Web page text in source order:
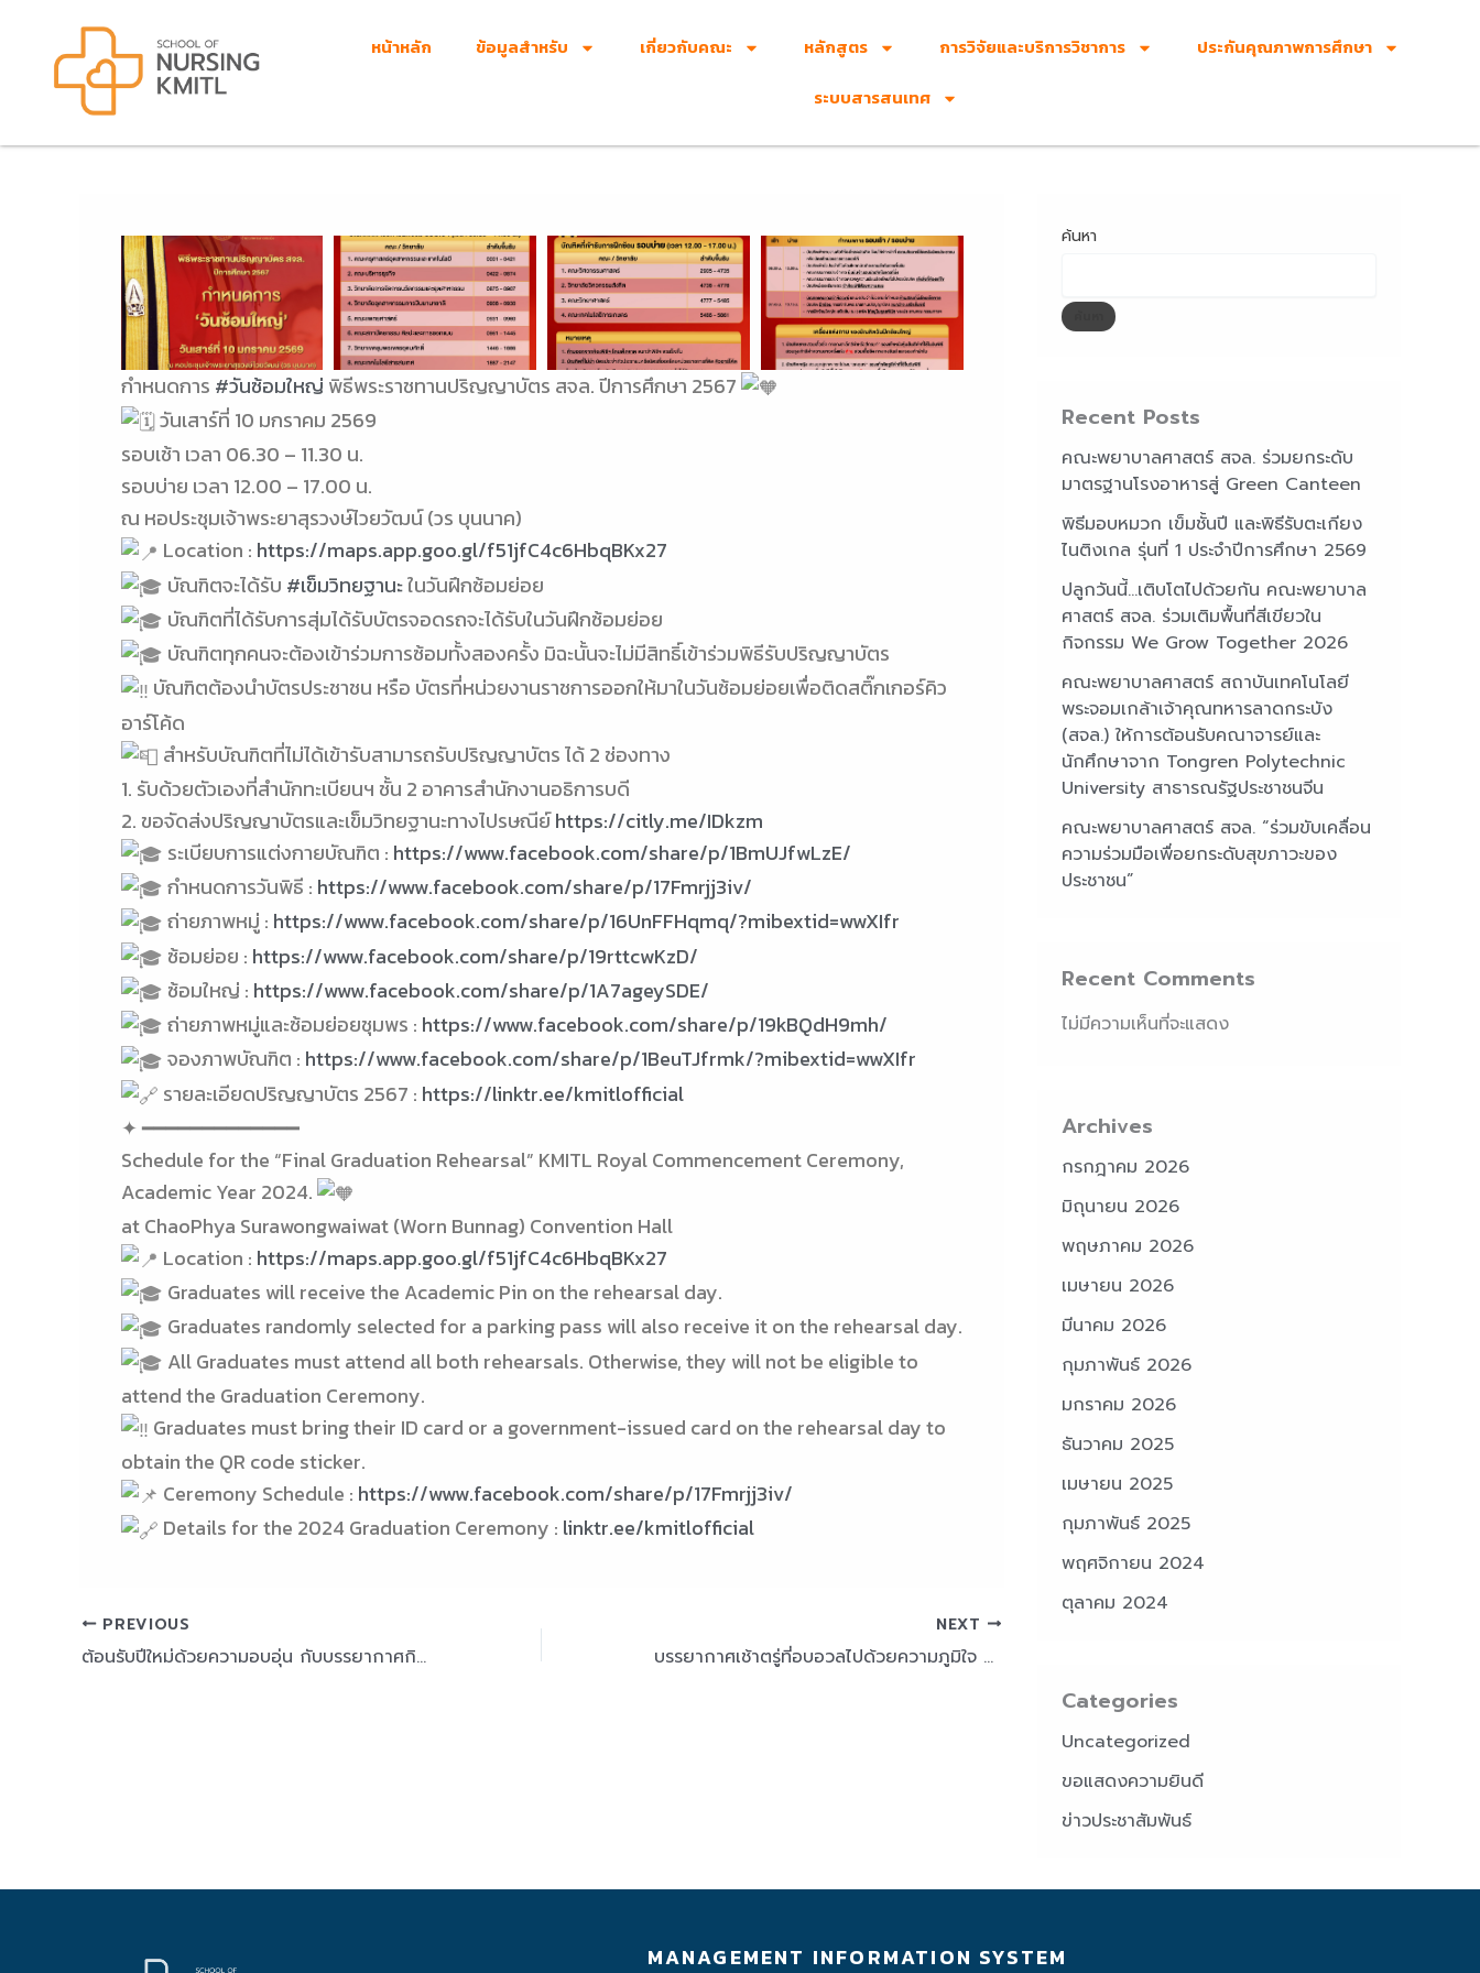
หน้าหลัก ข้อมูลสำหรับ เกี่ยวกับคณะ หลักสูตร การวิจัยและบริการวิชาการ
ประกันคุณภาพการศึกษา
ระบบสารสนเทศ
กำหนดการ #วันซ้อมใหญ่ พิธีพระราชทานปริญญาบัตร สจล. ปีการศึกษา 2567
วันเสาร์ที่ 10 มกราคม 2569
รอบเช้า เวลา 06.30 – 11.30 น.
รอบบ่าย เวลา 12.00 – 17.00 น.
ณ หอประชุมเจ้าพระยาสุรวงษ์ไวยวัฒน์ (วร บุนนาค)
Location : https://maps.app.goo.gl/f51jfC4c6HbqBKx27
บัณฑิตจะได้รับ #เข็มวิทยฐานะในวันฝึกซ้อมย่อย
บัณฑิตที่ได้รับการสุ่มได้รับบัตรจอดรถจะได้รับในวันฝึกซ้อมย่อย
บัณฑิตทุกคนจะต้องเข้าร่วมการซ้อมทั้งสองครั้ง มิฉะนั้นจะไม่มีสิทธิ์เข้าร่วมพิธีรับปริญญาบัตร
บัณฑิตต้องนำบัตรประชาชน หรือ บัตรที่หน่วยงานราชการออกให้มาในวันซ้อมย่อยเพื่อติดสติ๊กเกอร์คิว
อาร์โค้ด
สำหรับบัณฑิตที่ไม่ได้เข้ารับสามารถรับปริญญาบัตร ได้ 2 ช่องทาง
1. รับด้วยตัวเองที่สำนักทะเบียนฯ ชั้น 2 อาคารสำนักงานอธิการบดี
2. ขอจัดส่งปริญญาบัตรและเข็มวิทยฐานะทางไปรษณีย์https://citly.me/IDkzm
ระเบียบการแต่งกายบัณฑิต : https://www.facebook.com/share/p/1BmUJfwLzE/
กำหนดการวันพิธี : https://www.facebook.com/share/p/17Fmrjj3iv/
ถ่ายภาพหมู่ : https://www.facebook.com/share/p/16UnFFHqmq/?mibextid=wwXIfr
ซ้อมย่อย : https://www.facebook.com/share/p/19rttcwKzD/
ซ้อมใหญ่ : https://www.facebook.com/share/p/1A7ageySDE/
ถ่ายภาพหมู่และซ้อมย่อยชุมพร : https://www.facebook.com/share/p/19kBQdH9mh/
จองภาพบัณฑิต : https://www.facebook.com/share/p/1BeuTJfrmk/?mibextid=wwXIfr
รายละเอียดปริญญาบัตร 2567 : https://linktr.ee/kmitlofficial
✦ ━━━━━━━━━━━━━
Schedule for the “Final Graduation Rehearsal” KMITL Royal Commencement Ceremony,
Academic Year 2024.
at ChaoPhya Surawongwaiwat (Worn Bunnag) Convention Hall
Location : https://maps.app.goo.gl/f51jfC4c6HbqBKx27
Graduates will receive the Academic Pin on the rehearsal day.
Graduates randomly selected for a parking pass will also receive it on the rehearsal day.
All Graduates must attend all both rehearsals. Otherwise, they will not be eligible to
attend the Graduation Ceremony.
Graduates must bring their ID card or a government-issued card on the rehearsal day to
obtain the QR code sticker.
Ceremony Schedule : https://www.facebook.com/share/p/17Fmrjj3iv/
Details for the 2024 Graduation Ceremony : linktr.ee/kmitlofficial
PREVIOUS
ต้อนรับปีใหม่ด้วยความอบอุ่น กับบรรยากาศกิจกรรมสุดน่ารักของนักศึกษาคณะพยาบาลศาสตร์ สจล.
NEXT
บรรยากาศเช้าตรู่ที่อบอวลไปด้วยความภูมิใจ วันซ้อมใหญ่พิธีพระราชทานปริญญาบัตร สถาบันเทคโนโลยีพระจอมเกล้าเจ้าคุณทหารลาดกระบัง ปีการศึกษา 2567
ค้นหา
Recent Posts
คณะพยาบาลศาสตร์ สจล. ร่วมยกระดับ
มาตรฐานโรงอาหารสู่ Green Canteen
พิธีมอบหมวก เข็มชั้นปี และพิธีรับตะเกียง
ไนติงเกล รุ่นที่ 1 ประจำปีการศึกษา 2569
ปลูกวันนี้…เติบโตไปด้วยกัน คณะพยาบาล
ศาสตร์ สจล. ร่วมเติมพื้นที่สีเขียวใน
กิจกรรม We Grow Together 2026
คณะพยาบาลศาสตร์ สถาบันเทคโนโลยี
พระจอมเกล้าเจ้าคุณทหารลาดกระบัง
(สจล.) ให้การต้อนรับคณาจารย์และ
นักศึกษาจาก Tongren Polytechnic
University สาธารณรัฐประชาชนจีน
คณะพยาบาลศาสตร์ สจล. “ร่วมขับเคลื่อน
ความร่วมมือเพื่อยกระดับสุขภาวะของ
ประชาชน”
Recent Comments
ไม่มีความเห็นที่จะแสดง
Archives
กรกฎาคม 2026
มิถุนายน 2026
พฤษภาคม 2026
เมษายน 2026
มีนาคม 2026
กุมภาพันธ์ 2026
มกราคม 2026
ธันวาคม 2025
เมษายน 2025
กุมภาพันธ์ 2025
พฤศจิกายน 2024
ตุลาคม 2024
Categories
Uncategorized
ขอแสดงความยินดี
ข่าวประชาสัมพันธ์
MANAGEMENT INFORMATION SYSTEM